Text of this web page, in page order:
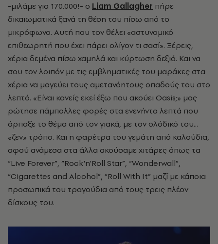
-μιλάμε για 170.000!- ο Liam Gallagher πήρε
δικαιωματικά ξανά τη θέση του πίσω από το
μικρόφωνο. Αυτή που τον θέλει «αστυνομικό
επιθεωρητή που έχει πάρει ολίγον τι σασί». Ξέρεις,
χέρια δεμένα πίσω χαμηλά και κύρτωση δεξιά. Και να
σου τον λοιπόν με τις εμβληματικές του μαράκες στα
χέρια να μαγεύει τους αμετανόητους οπαδούς του στο
λεπτό. «Είναι κανείς εκεί έξω που ακούει Oasis;» μας
ρώτησε πάμπολλες φορές στα ενενήντα λεπτά που
άρπαξε το θέμα από τον γιακά, με τον ολόδικό του...
«ζεν» τρόπο. Και η φαρέτρα του γεμάτη από καλούδια,
αφού ανάμεσα στα άλλα ακούσαμε χιτάρες όπως τα
“Live Forever”, “Rock'n'Roll Star”, “Wonderwall”,
“Cigarettes and Αlcohol”, “Roll With It” μαζί με κάποια
προσωπικά του τραγούδια από τους τρεις πλέον
δίσκους του.